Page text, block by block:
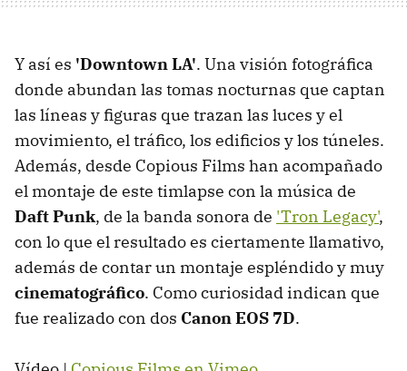
Y así es 'Downtown LA'. Una visión fotográfica
donde abundan las tomas nocturnas que captan
las líneas y figuras que trazan las luces y el
movimiento, el tráfico, los edificios y los túneles.
Además, desde Copious Films han acompañado
el montaje de este timlapse con la música de
Daft Punk, de la banda sonora de 'Tron Legacy',
con lo que el resultado es ciertamente llamativo,
además de contar un montaje espléndido y muy
cinematográfico. Como curiosidad indican que
fue realizado con dos Canon EOS 7D.